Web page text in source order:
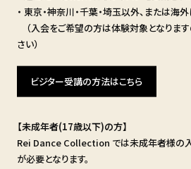
・ 東京・神奈川・千葉・埼玉以外、または海
（入会をご希望の方は体験対象となります
さい）
ビジター受講の方法はこちら
【未成年者(17歳以下)の方】
Rei Dance Collection では未成年者様の
が必要となります。